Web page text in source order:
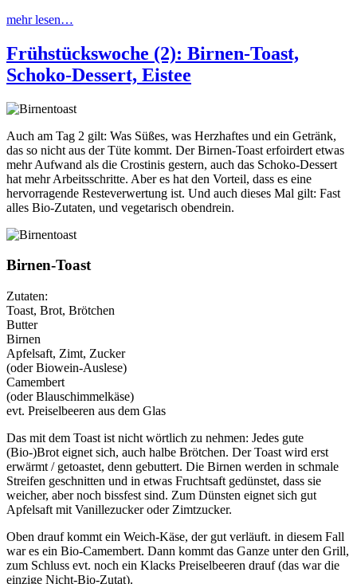
mehr lesen…
Frühstückswoche (2): Birnen-Toast,
Schoko-Dessert, Eistee
Auch am Tag 2 gilt: Was Süßes, was Herzhaftes und ein Getränk,
das so nicht aus der Tüte kommt. Der Birnen-Toast erfoirdert etwas
mehr Aufwand als die Crostinis gestern, auch das Schoko-Dessert
hat mehr Arbeitsschritte. Aber es hat den Vorteil, dass es eine
hervorragende Resteverwertung ist. Und auch dieses Mal gilt: Fast
alles Bio-Zutaten, und vegetarisch obendrein.
Birnen-Toast
Zutaten:
Toast, Brot, Brötchen
Butter
Birnen
Apfelsaft, Zimt, Zucker
(oder Biowein-Auslese)
Camembert
(oder Blauschimmelkäse)
evt. Preiselbeeren aus dem Glas
Das mit dem Toast ist nicht wörtlich zu nehmen: Jedes gute
(Bio-)Brot eignet sich, auch halbe Brötchen. Der Toast wird erst
erwärmt / getoastet, denn gebuttert. Die Birnen werden in schmale
Streifen geschnitten und in etwas Fruchtsaft gedünstet, dass sie
weicher, aber noch bissfest sind. Zum Dünsten eignet sich gut
Apfelsaft mit Vanillezucker oder Zimtzucker.
Oben drauf kommt ein Weich-Käse, der gut verläuft. in diesem Fall
war es ein Bio-Camembert. Dann kommt das Ganze unter den Grill,
zum Schluss evt. noch ein Klacks Preiselbeeren drauf (das war die
einzige Nicht-Bio-Zutat).